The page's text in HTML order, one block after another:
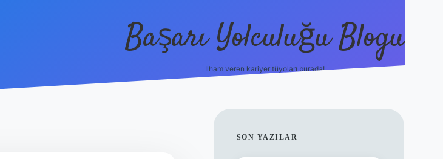
Başarı Yolculuğu Blogu
İlham veren kariyer tüyoları burada!
SIDEBAR
SON YAZILAR
https://